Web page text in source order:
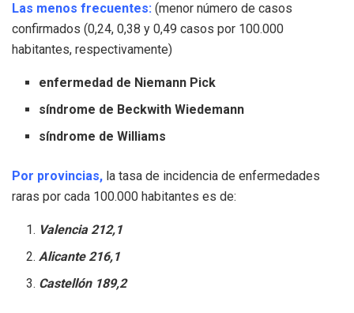
Las menos frecuentes: (menor número de casos
confirmados (0,24, 0,38 y 0,49 casos por 100.000
habitantes, respectivamente)
enfermedad de Niemann Pick
síndrome de Beckwith Wiedemann
síndrome de Williams
Por provincias, la tasa de incidencia de enfermedades
raras por cada 100.000 habitantes es de:
Valencia 212,1
Alicante 216,1
Castellón 189,2